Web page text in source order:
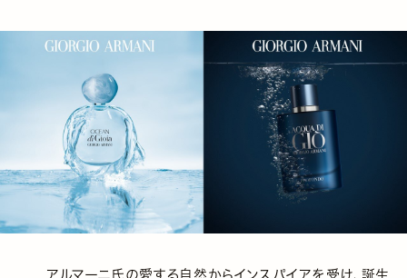
アルマーニ氏の愛する自然からインスパイアを受け、誕生